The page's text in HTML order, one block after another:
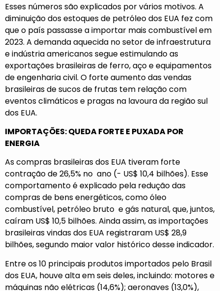
Esses números são explicados por vários motivos. A
diminuição dos estoques de petróleo dos EUA fez com
que o país passasse a importar mais combustível em
2023. A demanda aquecida no setor de infraestrutura
e indústria americanos segue estimulando as
exportações brasileiras de ferro, aço e equipamentos
de engenharia civil. O forte aumento das vendas
brasileiras de sucos de frutas tem relação com
eventos climáticos e pragas na lavoura da região sul
dos EUA.
IMPORTAÇÕES: QUEDA FORTE E PUXADA POR
ENERGIA
As compras brasileiras dos EUA tiveram forte
contração de 26,5% no ano (- US$ 10,4 bilhões). Esse
comportamento é explicado pela redução das
compras de bens energéticos, como óleo
combustível, petróleo bruto e gás natural, que, juntos,
caíram US$ 10,5 bilhões. Ainda assim, as importações
brasileiras vindas dos EUA registraram US$ 28,9
bilhões, segundo maior valor histórico desse indicador.
Entre os 10 principais produtos importados pelo Brasil
dos EUA, houve alta em seis deles, incluindo: motores e
máquinas não elétricas (14,6%); aeronaves (13,0%),